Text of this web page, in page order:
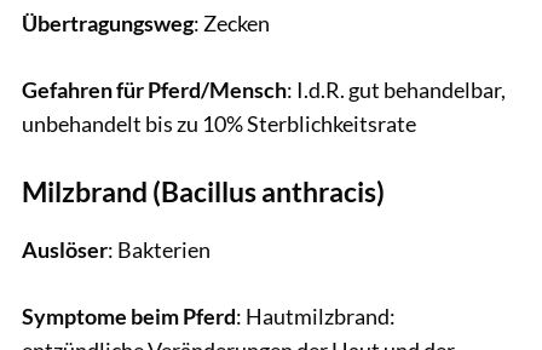
Übertragungsweg: Zecken
Gefahren für Pferd/Mensch: I.d.R. gut behandelbar,
unbehandelt bis zu 10% Sterblichkeitsrate
Milzbrand (Bacillus anthracis)
Auslöser: Bakterien
Symptome beim Pferd: Hautmilzbrand: